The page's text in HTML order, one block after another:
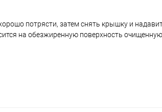
потрясти, затем снять крышку и
на обезжиренную поверхность